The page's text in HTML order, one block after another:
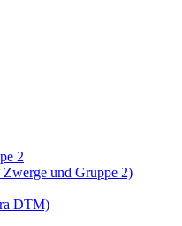
2
und Gruppe 2)
DTM)